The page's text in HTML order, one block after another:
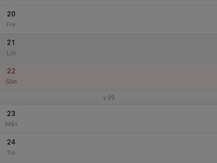
20
Fre
21
Lör
22
Sön
v.39
23
Mån
24
Tis